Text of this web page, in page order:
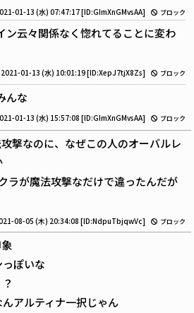
01-13 (水) 07:47:17[ID:GImXnGMvsAA] ブロック
ン云々関係なく惚れてることに変わ
2021-01-13 (水) 10:01:19[ID:XepJ7tjX8Zs] ブロック
んな
01-13 (水) 15:57:08 [ID:GImXnGMvsAA] ブロック
撃なのに、なぜこの人のオーバルレ
ラが魔法攻撃なだけで違ったんだが
08-05 (木) 20:34:08 [ID:NdpuTbjqwVc] ブロック
ぽいな
アルティナ一択じゃん